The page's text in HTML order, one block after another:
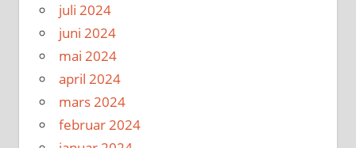
juli 2024
juni 2024
mai 2024
april 2024
mars 2024
februar 2024